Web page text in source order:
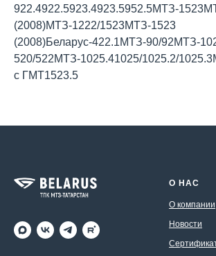
922.4922.5923.4923.5952.5МТЗ-
(2008)МТЗ-1222/1523МТЗ-1523
(2008)Беларус-422.1МТЗ-90/92МТЗ-
520/522МТЗ-1025.41025/1025.2/
с ГМТ1523.5
О НАС
О компании
Новости